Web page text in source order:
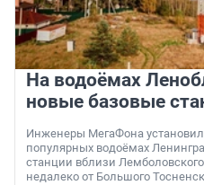
На водоёмах
новые базовые
Инженеры МегаФона
популярных водоёмах
станции вблизи
недалеко от Большого